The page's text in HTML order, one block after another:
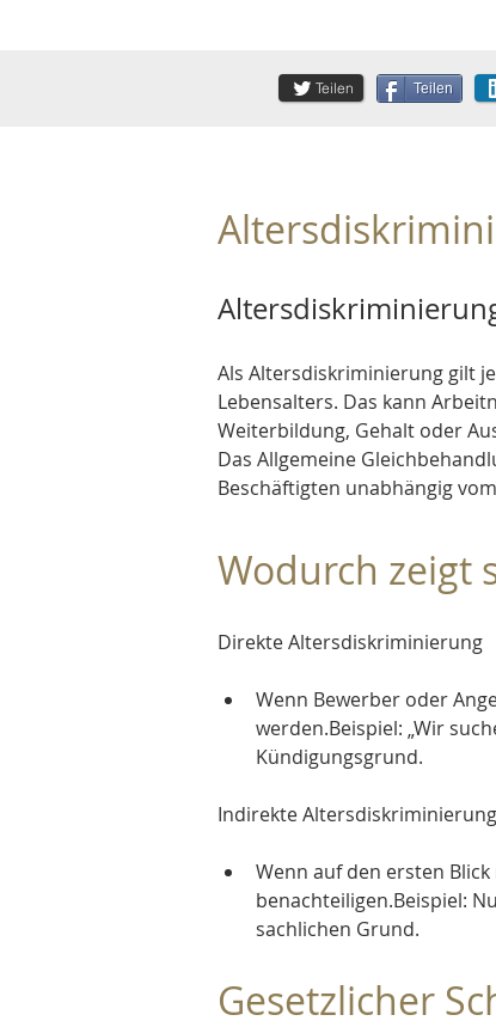
Teilen Teilen
Als Altersdiskriminierung gilt
Lebensalters. Das kann
Weiterbildung, Gehalt oder
Das Allgemeine
Beschäftigten unabhängig
Wodurch zeigt
Direkte Altersdiskriminierung
Wenn Bewerber oder
werden.Beispiel: „Wir
Kündigungsgrund.
Indirekte Altersdiskriminierung
Wenn auf den ersten
benachteiligen.Beispiel:
sachlichen Grund.
Gesetzlicher